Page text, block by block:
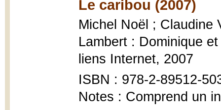
Le caribou (2007)
Michel Noël ;
Lambert : Dominique
liens Internet, 2007
ISBN : 978-2-89512-
Notes : Comprend un